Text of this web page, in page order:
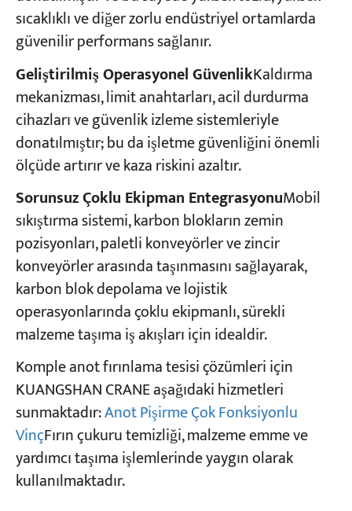
sıcaklıklı ve diğer zorlu endüstriyel ortamlarda
güvenilir performans sağlanır.
Geliştirilmiş Operasyonel GüvenlikKaldırma
mekanizması, limit anahtarları, acil durdurma
cihazları ve güvenlik izleme sistemleriyle
donatılmıştır; bu da işletme güvenliğini önemli
ölçüde artırır ve kaza riskini azaltır.
Sorunsuz Çoklu Ekipman EntegrasyonuMobil
sıkıştırma sistemi, karbon blokların zemin
pozisyonları, paletli konveyörler ve zincir
konveyörler arasında taşınmasını sağlayarak,
karbon blok depolama ve lojistik
operasyonlarında çoklu ekipmanlı, sürekli
malzeme taşıma iş akışları için idealdir.
Komple anot fırınlama tesisi çözümleri için
KUANGSHAN CRANE aşağıdaki hizmetleri
sunmaktadır:Anot Pişirme Çok Fonksiyonlu
VinçFırın çukuru temizliği, malzeme emme ve
yardımcı taşıma işlemlerinde yaygın olarak
kullanılmaktadır.